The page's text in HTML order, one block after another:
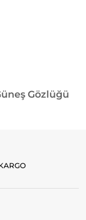
Gözlüğü